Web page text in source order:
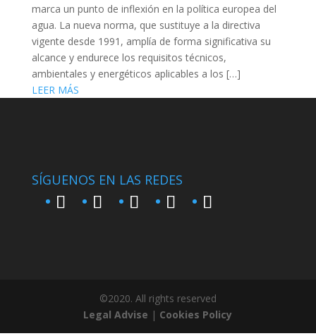
marca un punto de inflexión en la política europea del
agua. La nueva norma, que sustituye a la directiva
vigente desde 1991, amplía de forma significativa su
alcance y endurece los requisitos técnicos,
ambientales y energéticos aplicables a los […]
LEER MÁS
SÍGUENOS EN LAS REDES
©2020. All rights reserved
Legal Advise | Cookies Policy